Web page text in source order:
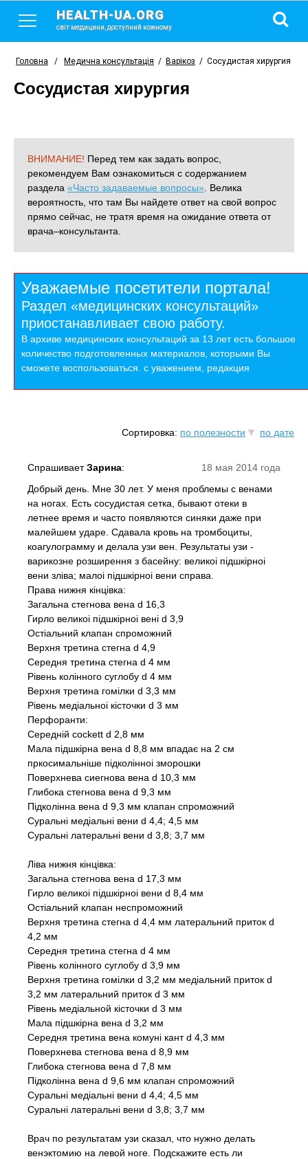
HEALTH-UA.ORG
світ медицини, доступний кожному
Головна / Медична консультація / Варікоз / Сосудистая хирургия
Сосудистая хирургия
ВНИМАНИЕ! Перед тем как задать вопрос,
рекомендуем Вам ознакомиться с содержанием
раздела «Часто задаваемые вопросы» . Велика
вероятность, что там Вы найдете ответ на свой вопрос
прямо сейчас, не тратя время на ожидание ответа от
врача–консультанта.
Уважаемые посетители портала!
Раздел «медицинских консультаций»
приостанавливает свою работу.
В архиве медицинских консультаций за 13 лет есть большое
количество подготовленных материалов, которыми Вы
сможете воспользоваться. с уважением, редакция
Сортировка: по полезности по дате
18 мая 2014 года
СпрашиваетЗарина:
Добрый день. Мне 30 лет. У меня проблемы с венами
на ногах. Есть сосудистая сетка, бывают отеки в
летнее время и часто появляются синяки даже при
малейшем ударе. Сдавала кровь на тромбоциты,
коагулограмму и делала узи вен. Результаты узи -
варикозне розширення з басейну: великоi пiдшкiрноi
вени злiва; малоi пiдшкiрноi вени справа.
Права нижня кiнцiвка:
Загальна стегнова вена d 16,3
Гирло великоi пiдшкiрноі вені d 3,9
Остіальний клапан спроможний
Верхня третина стегна d 4,9
Середня третина стегна d 4 мм
Рівень колінного суглобу d 4 мм
Верхня третина гомілки d 3,3 мм
Рівень медіальноі кісточки d 3 мм
Перфоранти:
Середній cockett d 2,8 мм
Мала підшкірна вена d 8,8 мм впадає на 2 см
пркосимальніше підколінноі зморошки
Поверхнева сиегнова вена d 10,3 мм
Глибока стегнова вена d 9,3 мм
Підколінна вена d 9,3 мм клапан спроможний
Суральні медіальні вени d 4,4; 4,5 мм
Суральні латеральні вени d 3,8; 3,7 мм
Ліва нижня кінцівка:
Загальна стегнова вена d 17,3 мм
Гирло великоі підшкірноі вени d 8,4 мм
Остіальний клапан неспроможний
Верхня третина стегна d 4,4 мм латеральний приток d
4,2 мм
Середня третина стегна d 4 мм
Рівень колінного суглобу d 3,9 мм
Верхня третина гомілки d 3,2 мм медіальний приток d
3,2 мм латеральний приток d 3 мм
Рівень медіальной кісточки d 3 мм
Мала підшкірна вена d 3,2 мм
Середня третина вена комуні кант d 4,3 мм
Поверхнева стегнова вена d 8,9 мм
Глибока стегнова вена d 7,8 мм
Підколінна вена d 9,6 мм клапан спроможний
Суральні медіальні вени d 4,4; 4,5 мм
Суральні латеральні вени d 3,8; 3,7 мм
Врач по результатам узи сказал, что нужно делать
венэктомию на левой ноге. Подскажите есть ли